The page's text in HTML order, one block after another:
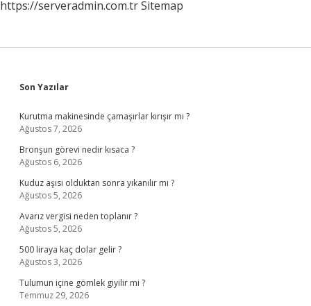
https://serveradmin.com.trSitemap
Sidebar
Son Yazılar
Kurutma makinesinde çamaşırlar kırışır mı ?
Ağustos 7, 2026
Bronşun görevi nedir kısaca ?
Ağustos 6, 2026
Kuduz aşısı olduktan sonra yıkanılır mı ?
Ağustos 5, 2026
Avarız vergisi neden toplanır ?
Ağustos 5, 2026
500 liraya kaç dolar gelir ?
Ağustos 3, 2026
Tulumun içine gömlek giyilir mi ?
Temmuz 29, 2026